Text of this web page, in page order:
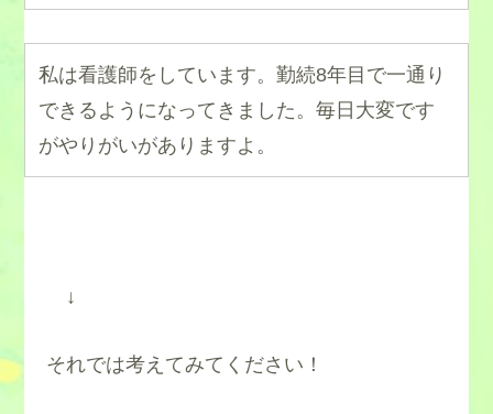
私は看護師をしています。勤続8年目で一通り
できるようになってきました。毎日大変です
がやりがいがありますよ。
↓
それでは考えてみてください！